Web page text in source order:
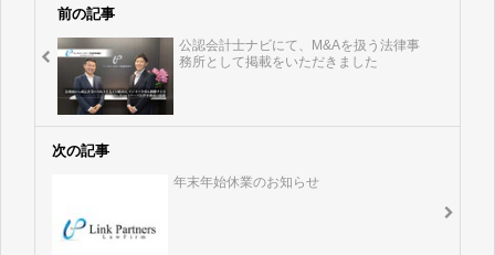
前の記事
公認会計士ナビにて、M&Aを扱う法律事
務所として掲載をいただきました
次の記事
年末年始休業のお知らせ